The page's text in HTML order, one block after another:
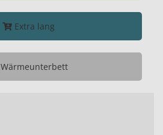
Extra lang
Wärmeunterbett